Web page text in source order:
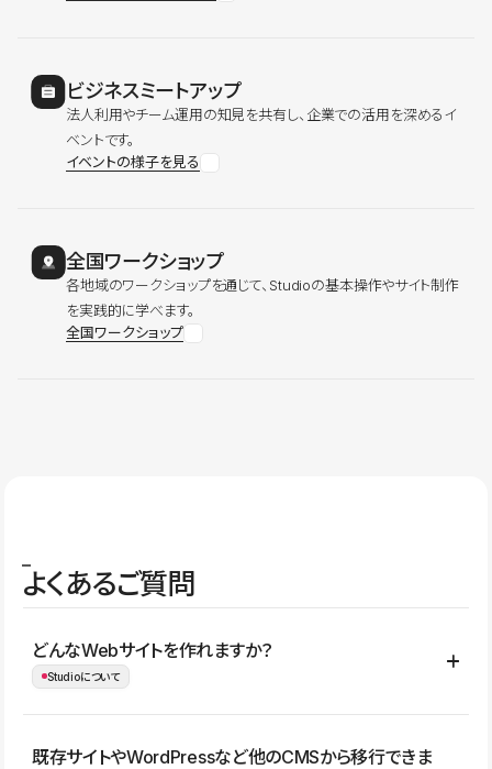
ビジネスミートアップ
法人利用やチーム運用の知見を共有し、企業での活用を深めるイ
ベントです。
イベントの様子を見る
全国ワークショップ
各地域のワークショップを通じて、Studioの基本操作やサイト制作
を実践的に学べます。
全国ワークショップ
よくあるご質問
どんなWebサイトを作れますか？
Studioについて
コーポレートサイト、サービスサイト、LP、採用サイト、ブロ
既存サイトやWordPressなど他のCMSから移行できま